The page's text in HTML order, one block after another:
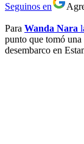
Seguinos en
Para Wanda Nara
punto que tomó una
desembarco en